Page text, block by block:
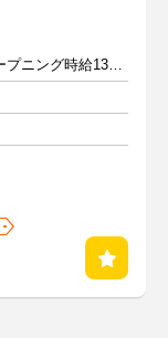
通常時給1031～1150円/オープニング時給1300～1400円